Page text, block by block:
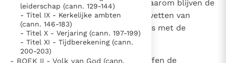
Nieuwste Documenten
5. Het gebed van de Kerk
In Christus wordt onze honger vervuld
Leer de kostbare parel van Gods koninkrijk te
leiderschap (cann. 129-144)
- Titel IX - Kerkelijke ambten
(cann. 146-183)
- Titel X - Verjaring (cann. 197-199)
- Titel XI - Tijdberekening (cann.
200-203)
onderhouden moeten worden, daarom blijven de
tot nu toe geldende liturgische wetten van
kracht, tenzij een ervan in strijd is met de
canones van het Wetboek.
De canones van het Wetboek heffen de